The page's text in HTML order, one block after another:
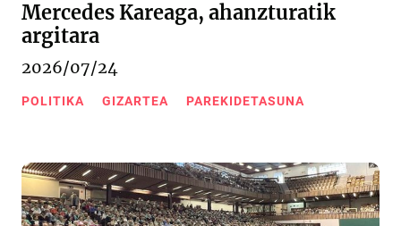
Mercedes Kareaga, ahanzturatik
argitara
2026/07/24
POLITIKA GIZARTEA PAREKIDETASUNA